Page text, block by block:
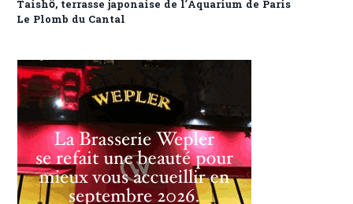
Taishô, terrasse japonaise de l’Aquarium de Paris
Le Plomb du Cantal